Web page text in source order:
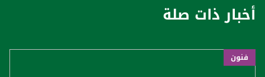
أخبار ذات صلة
فنون